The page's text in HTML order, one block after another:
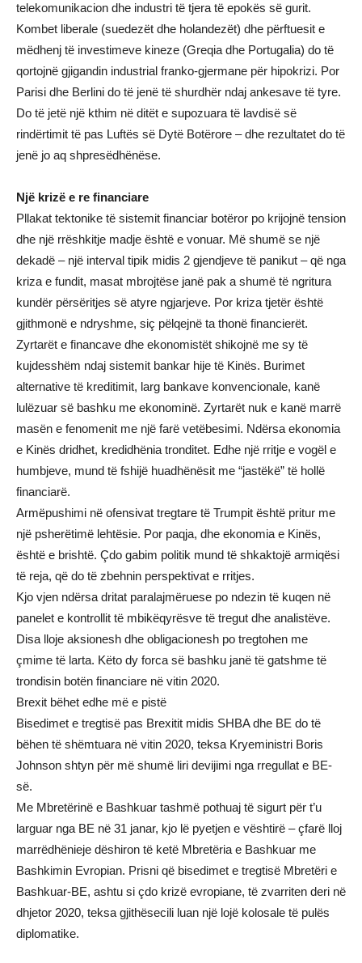
telekomunikacion dhe industri të tjera të epokës së gurit.
Kombet liberale (suedezët dhe holandezët) dhe përftuesit e
mëdhenj të investimeve kineze (Greqia dhe Portugalia) do të
qortojnë gjigandin industrial franko-gjermane për hipokrizi. Por
Parisi dhe Berlini do të jenë të shurdhër ndaj ankesave të tyre.
Do të jetë një kthim në ditët e supozuara të lavdisë së
rindërtimit të pas Luftës së Dytë Botërore – dhe rezultatet do të
jenë jo aq shpresëdhënëse.
Një krizë e re financiare
Pllakat tektonike të sistemit financiar botëror po krijojnë tension
dhe një rrëshkitje madje është e vonuar. Më shumë se një
dekadë – një interval tipik midis 2 gjendjeve të panikut – që nga
kriza e fundit, masat mbrojtëse janë pak a shumë të ngritura
kundër përsëritjes së atyre ngjarjeve. Por kriza tjetër është
gjithmonë e ndryshme, siç pëlqejnë ta thonë financierët.
Zyrtarët e financave dhe ekonomistët shikojnë me sy të
kujdesshëm ndaj sistemit bankar hije të Kinës. Burimet
alternative të kreditimit, larg bankave konvencionale, kanë
lulëzuar së bashku me ekonominë. Zyrtarët nuk e kanë marrë
masën e fenomenit me një farë vetëbesimi. Ndërsa ekonomia
e Kinës dridhet, kredidhënia tronditet. Edhe një rritje e vogël e
humbjeve, mund të fshijë huadhënësit me “jastëkë” të hollë
financiarë.
Armëpushimi në ofensivat tregtare të Trumpit është pritur me
një psherëtimë lehtësie. Por paqja, dhe ekonomia e Kinës,
është e brishtë. Çdo gabim politik mund të shkaktojë armiqësi
të reja, që do të zbehnin perspektivat e rritjes.
Kjo vjen ndërsa dritat paralajmëruese po ndezin të kuqen në
panelet e kontrollit të mbikëqyrësve të tregut dhe analistëve.
Disa lloje aksionesh dhe obligacionesh po tregtohen me
çmime të larta. Këto dy forca së bashku janë të gatshme të
trondisin botën financiare në vitin 2020.
Brexit bëhet edhe më e pistë
Bisedimet e tregtisë pas Brexitit midis SHBA dhe BE do të
bëhen të shëmtuara në vitin 2020, teksa Kryeministri Boris
Johnson shtyn për më shumë liri devijimi nga rregullat e BE-
së.
Me Mbretërinë e Bashkuar tashmë pothuaj të sigurt për t’u
larguar nga BE në 31 janar, kjo lë pyetjen e vështirë – çfarë lloj
marrëdhënieje dëshiron të ketë Mbretëria e Bashkuar me
Bashkimin Evropian. Prisni që bisedimet e tregtisë Mbretëri e
Bashkuar-BE, ashtu si çdo krizë evropiane, të zvarriten deri në
dhjetor 2020, teksa gjithësecili luan një lojë kolosale të pulës
diplomatike.